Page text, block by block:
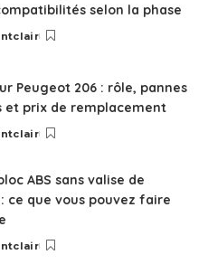
selon la phase
Peugeot 206 : rôle, pannes
et prix de remplacement
ABS sans valise de
ce que vous pouvez faire